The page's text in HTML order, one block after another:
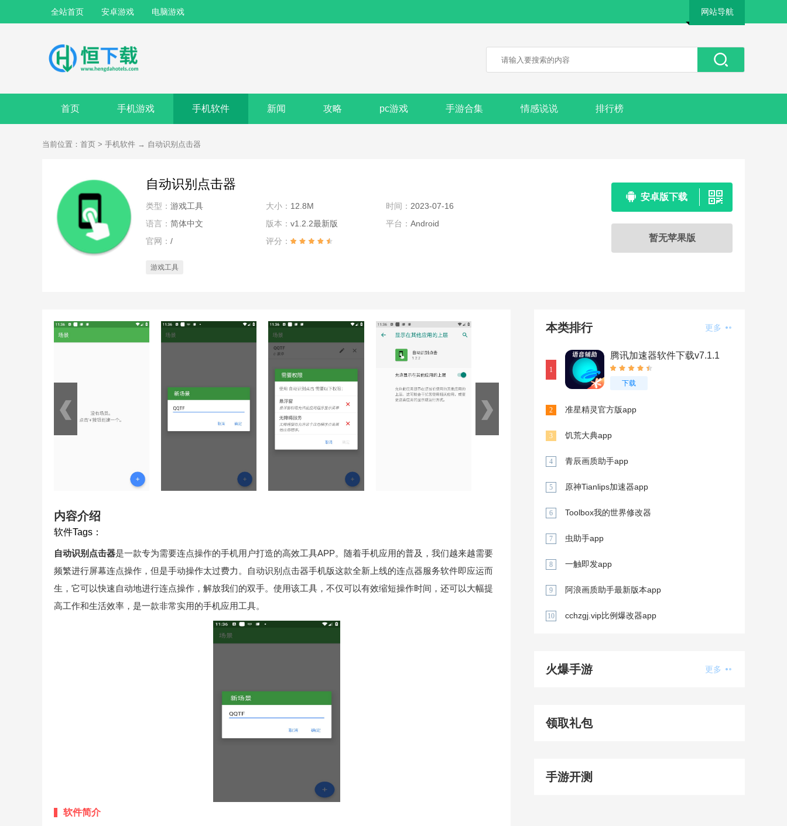
全站首页 安卓游戏 电脑游戏 网站导航
首页 手机游戏 手机软件 新闻 攻略 pc游戏 手游合集 情感说说 排行榜
当前位置： 首页 > 手机软件 → 自动识别点击器
自动识别点击器
类型： 游戏工具 大小： 12.8M 时间： 2023-07-16
语言： 简体中文 版本： v1.2.2最新版 平台： Android
官网： / 评分：
游戏工具
安卓版下载
暂无苹果版
内容介绍
软件Tags：
自动识别点击器是一款专为需要连点操作的手机用户打造的高效工具APP。随着手机应用的普及，我们越来越需要
频繁进行屏幕连点操作，但是手动操作太过费力。自动识别点击器手机版这款全新上线的连点器服务软件即应运而
生，它可以快速自动地进行连点操作，解放我们的双手。使用该工具，不仅可以有效缩短操作时间，还可以大幅提
高工作和生活效率，是一款非常实用的手机应用工具。
软件简介
本类排行 更多
1
腾讯加速器软件下载v7.1.1
下载
2 准星精灵官方版app
3 饥荒大典app
4 青辰画质助手app
5 原神Tianlips加速器app
6 Toolbox我的世界修改器
7 虫助手app
8 一触即发app
9 阿浪画质助手最新版本app
10 cchzgj.vip比例爆改器app
火爆手游 更多
领取礼包
手游开测